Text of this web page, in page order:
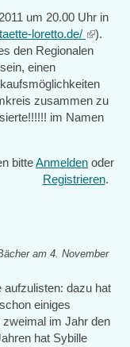
um 20.00 Uhr in
loretto.de/ (link
is
).
den Regionalen
einen
zusammen zu
im Namen
bitteAnmelden oder
Registrieren.
am 4. November
aufzulisten: dazu hat
einiges
zweimal im Jahr den
hat Sybille